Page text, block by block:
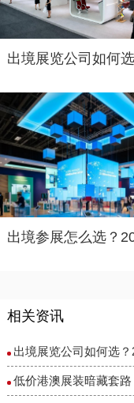
相关资讯